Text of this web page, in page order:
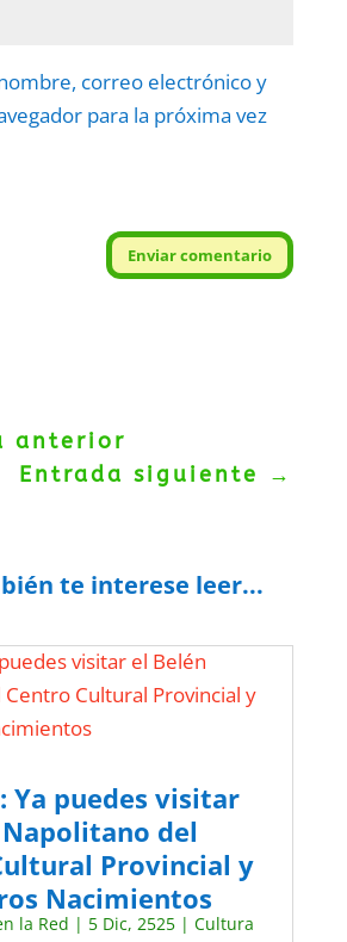
correo electrónico y
para la próxima vez
Enviar comentario
anterior
Entrada siguiente
→
te interese leer...
Ya puedes visitar
del
Provincial y
Nacimientos
la Red | 5 Dic, 2525| Cultura